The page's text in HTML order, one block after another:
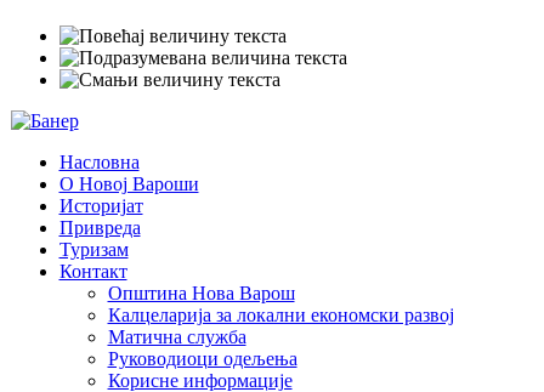
Насловна
О Новој Вароши
Историјат
Привреда
Туризам
Контакт
Општина Нова Варош
Калцеларија за локални економски развој
Матична служба
Руководиоци одељења
Корисне информације